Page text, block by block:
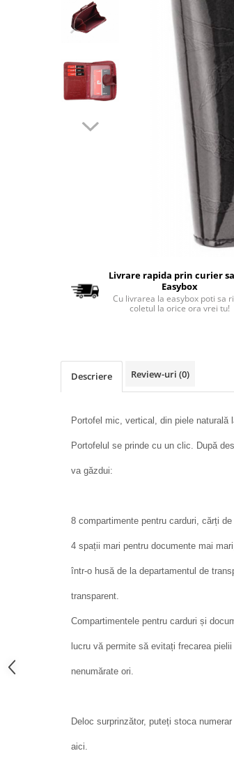
Livrare rapida prin curier
Easybox
Cu livrarea la easybox poti sa
coletul la orice ora vrei tu!
Descriere Review-uri (0)
Portofel mic, vertical, din piele naturală
Portofelul se prinde cu un clic. După
va găzdui:
8 compartimente pentru carduri, cărți
4 spații mari pentru documente mai
într-o husă de la departamentul de
transparent.
Compartimentele pentru carduri și
lucru vă permite să evitați frecarea
nenumărate ori.
Deloc surprinzător, puteți stoca
aici.